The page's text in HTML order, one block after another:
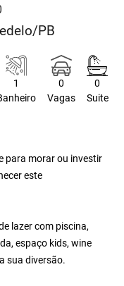
PB
1
0
Vagas
0
Suite
para morar ou investir
este
lazer com piscina,
espaço kids, wine
sua diversão.